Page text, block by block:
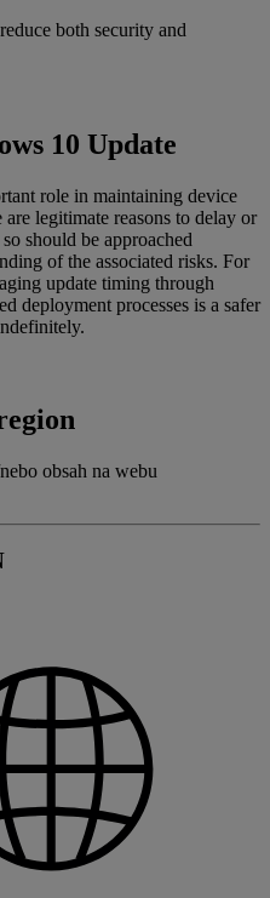
both security and
10 Update
role in maintaining device
legitimate reasons to delay or
should be approached
of the associated risks. For
update timing through
deployment processes is a safer
obsah na webu